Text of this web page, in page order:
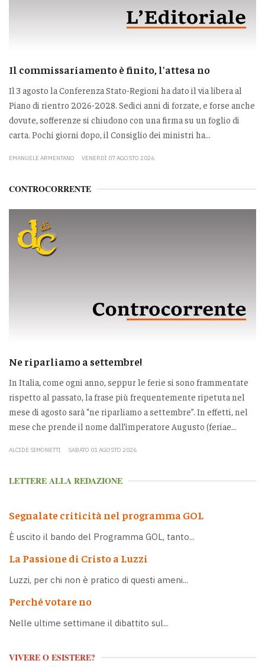
Il commissariamento è finito, l'attesa no
Il 3 agosto la Conferenza Stato-Regioni ha dato il via libera al
Piano di rientro 2026-2028. Sedici anni di forzate, e forse anche
dovute, sofferenze si chiudono con una firma su un foglio di
carta. Pochi giorni dopo, il Consiglio dei ministri ha...
EMANUELE ARMENTANO VENERDÌ 07 AGOSTO 2026
CONTROCORRENTE
Ne riparliamo a settembre!
In Italia, come ogni anno, seppur le ferie si sono frammentate
rispetto al passato, la frase più frequentemente ripetuta nel
mese di agosto sarà “ne riparliamo a settembre”. In effetti, nel
mese che prende il nome dall’imperatore Augusto (feriae...
ALCIDE SIMONETTI SABATO 01 AGOSTO 2026
LETTERE ALLA REDAZIONE
Segnalate criticità nel programma GOL
È uscito il bando del Programma GOL, tanto...
La Passione di Cristo a Luzzi
Luzzi, per chi non è pratico di questi ameni...
Perché votare no
Nelle ultime settimane il dibattito sul...
VIVERE O ESISTERE?